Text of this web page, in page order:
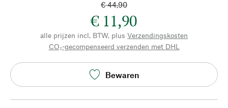
€ 44,90
€ 11,90
alle prijzen incl. BTW, plus Verzendingskosten
CO₂-gecompenseerd verzenden met DHL
Bewaren